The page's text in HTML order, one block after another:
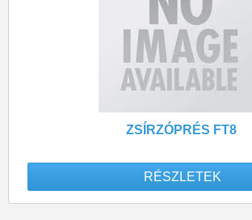
ZSÍRZÓPRÉS FT8
RÉSZLETEK